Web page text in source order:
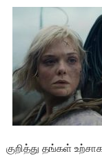
குறித்து தங்கள்